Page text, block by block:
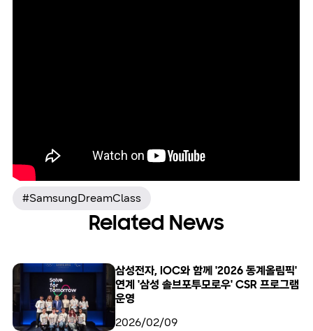
#SamsungDreamClass
Related News
삼성전자, IOC와 함께 '2026 동계올림픽'
연계 '삼성 솔브포투모로우' CSR 프로그램
운영
2026/02/09